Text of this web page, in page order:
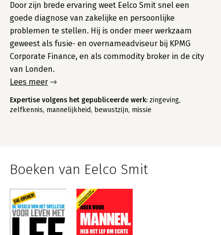
Door zijn brede ervaring weet Eelco Smit snel een
goede diagnose van zakelijke en persoonlijke
problemen te stellen. Hij is onder meer werkzaam
geweest als fusie- en overnameadviseur bij KPMG
Corporate Finance, en als commodity broker in de city
van Londen.
Lees meer
Expertise volgens het gepubliceerde werk: zingeving,
zelfkennis, mannelijkheid, bewustzijn, missie
Boeken van Eelco Smit